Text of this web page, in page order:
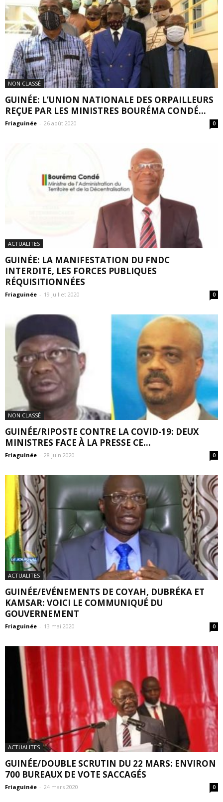
NON CLASSÉ
GUINÉE: L’UNION NATIONALE DES ORPAILLEURS
REÇUE PAR LES MINISTRES BOURÉMA CONDÉ...
Friaguinée - 26 août 2020 0
ACTUALITES
GUINÉE: LA MANIFESTATION DU FNDC
INTERDITE, LES FORCES PUBLIQUES
RÉQUISITIONNÉES
Friaguinée - 19 juillet 2020 0
NON CLASSÉ
GUINÉE/RIPOSTE CONTRE LA COVID-19: DEUX
MINISTRES FACE À LA PRESSE CE...
Friaguinée - 28 juin 2020 0
ACTUALITES
GUINÉE/EVÉNEMENTS DE COYAH, DUBRÉKA ET
KAMSAR: VOICI LE COMMUNIQUÉ DU
GOUVERNEMENT
Friaguinée - 13 mai 2020 0
ACTUALITES
GUINÉE/DOUBLE SCRUTIN DU 22 MARS: ENVIRON
700 BUREAUX DE VOTE SACCAGÉS
Friaguinée - 24 mars 2020 0